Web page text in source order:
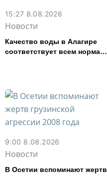
15:27 8.08.2026
Новости
Качество воды в Алагире
соответствует всем нормам
9:00 8.08.2026
Новости
В Осетии вспоминают жертв